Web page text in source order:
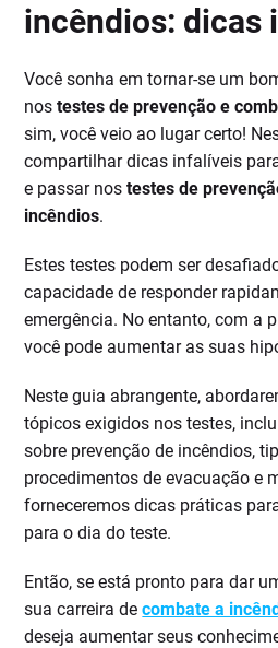
incêndios: dicas
Você sonha em tornar-se um
nostestes de prevenção e
sim, você veio ao lugar certo!
compartilhar dicas infalíveis
e passar nostestes de
incêndios.
Estes testes podem ser
capacidade de responder
emergência. No entanto, com a
você pode aumentar as suas
Neste guia abrangente,
tópicos exigidos nos testes,
sobre prevenção de incêndios,
procedimentos de evacuação e
forneceremos dicas práticas
para o dia do teste.
Então, se está pronto para dar
sua carreira decombate a
deseja aumentar seus